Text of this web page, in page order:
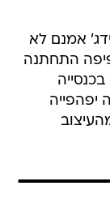
אמנם לא
התחתנה
יפהפייה